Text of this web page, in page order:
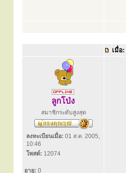
เมื่อ:
ลูกโป่ง
สมาชิกระดับสูงสุด
ลงทะเบียนเมื่อ: 01 ส.ค. 2005,
10:46
โพสต์: 12074
อายุ: 0